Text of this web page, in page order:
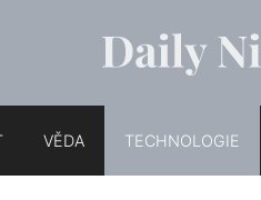
VĚDA TECHNOLOGIE